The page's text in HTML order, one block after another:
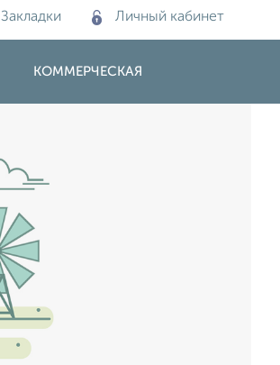
Закладки Личный кабинет
КОММЕРЧЕСКАЯ